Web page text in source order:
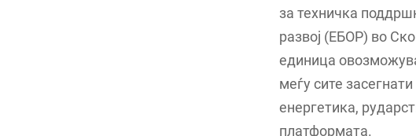
за техничка
развој (ЕБОР) во
единица
меѓу сите
енергетика,
платформата.